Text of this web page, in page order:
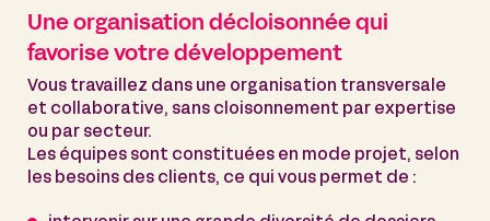
Une organisation décloisonnée qui
favorise votre développement
Vous travaillez dans une organisation transversale
et collaborative, sans cloisonnement par expertise
ou par secteur.
Les équipes sont constituées en mode projet, selon
les besoins des clients, ce qui vous permet de :